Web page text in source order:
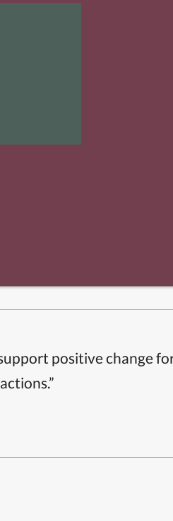
positive change